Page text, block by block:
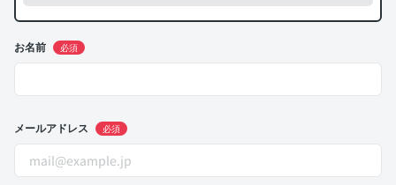
お名前 必須
メールアドレス 必須